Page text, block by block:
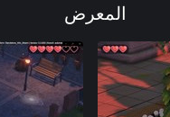
المعرض